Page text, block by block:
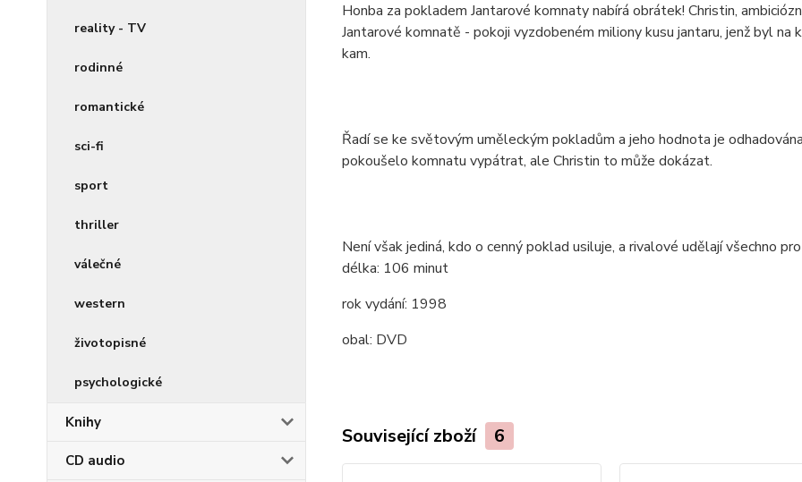
reality - TV
rodinné
romantické
sci-fi
sport
thriller
válečné
western
životopisné
psychologické
Knihy
CD audio
Honba za pokladem Jantarové komnaty nabírá obrátek! Christin,
Jantarové komnatě - pokoji vyzdobeném miliony kusu jantaru, jenž byl
kam.
Řadí se ke světovým uměleckým pokladům a jeho hodnota je
pokoušelo komnatu vypátrat, ale Christin to může dokázat.
Není však jediná, kdo o cenný poklad usiluje, a rivalové udělají všechno
délka: 106 minut
rok vydání: 1998
obal: DVD
Související zboží 6